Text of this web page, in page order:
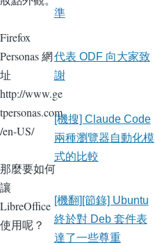
Firefox
Personas 網
址
http://www.ge
tpersonas.com
/en-US/
那麼要如何
讓
LibreOffice
使用呢？
準
代表 ODF 向大家致
謝
[機搜] Claude Code
兩種瀏覽器自動化模
式的比較
[機翻][節錄] Ubuntu
終於對 Deb 套件表
達了一些尊重